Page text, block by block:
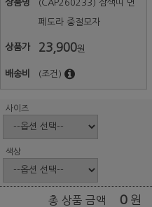
상품명 (CAP260233) 삼색띠 면
페도라 중절모자
상품가 23,900원
배송비 (조건)
사이즈
색상
총 상품 금액 0 원